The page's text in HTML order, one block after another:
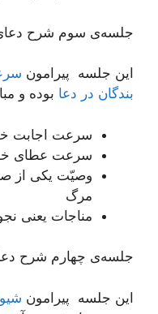
جلسه‌ی سوم شرح
این جلسه پیرامون
بندگان در دعا بوده و
سرعت اجابت
سرعت عطای
وصیّت یکی از
مرگ
مناجات یعنی
جلسه‌ی چهارم شرح
این جلسه پیرامون